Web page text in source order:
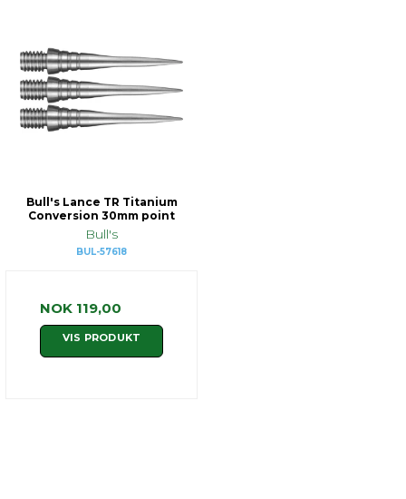
Bull's Lance TR Titanium
Conversion 30mm point
Bull's
BUL-57618
NOK 119,00
VIS PRODUKT